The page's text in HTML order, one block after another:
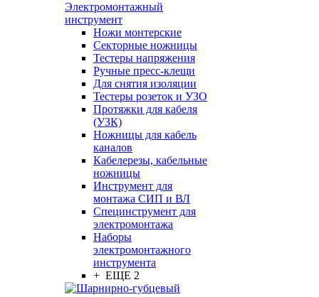
Электромонтажный
инструмент
Ножи монтерские
Секторные ножницы
Тестеры напряжения
Ручные пресс-клещи
Для снятия изоляции
Тестеры розеток и УЗО
Протяжки для кабеля
(УЗК)
Ножницы для кабель
каналов
Кабелерезы, кабельные
ножницы
Инструмент для
монтажа СИП и ВЛ
Специнструмент для
электромонтажа
Наборы
электромонтажного
инструмента
+ ЕЩЕ 2